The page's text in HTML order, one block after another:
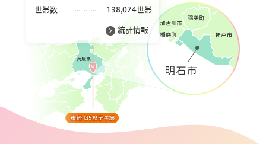
世帯数
138,074世帯
統計情報